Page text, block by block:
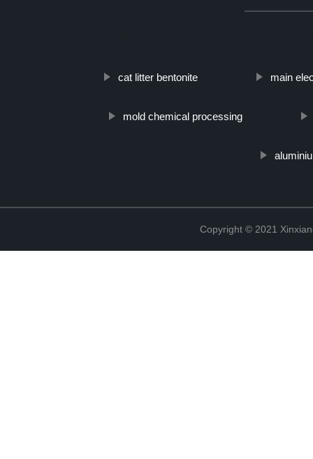
cat litter bentonite main
mold chemical processing
Copyright © 2021